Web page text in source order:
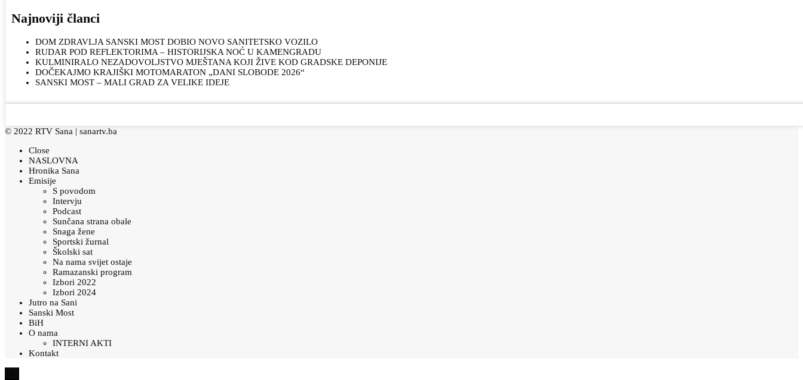
Najnoviji članci
DOM ZDRAVLJA SANSKI MOST DOBIO NOVO SANITETSKO VOZILO
RUDAR POD REFLEKTORIMA – HISTORIJSKA NOĆ U KAMENGRADU
KULMINIRALO NEZADOVOLJSTVO MJEŠTANA KOJI ŽIVE KOD GRADSKE DEPONIJE
DOČEKAJMO KRAJIŠKI MOTOMARATON „DANI SLOBODE 2026“
SANSKI MOST – MALI GRAD ZA VELIKE IDEJE
© 2022 RTV Sana | sanartv.ba
Close
NASLOVNA
Hronika Sana
Emisije
S povodom
Intervju
Podcast
Sunčana strana obale
Snaga žene
Sportski žurnal
Školski sat
Na nama svijet ostaje
Ramazanski program
Izbori 2022
Izbori 2024
Jutro na Sani
Sanski Most
BiH
O nama
INTERNI AKTI
Kontakt